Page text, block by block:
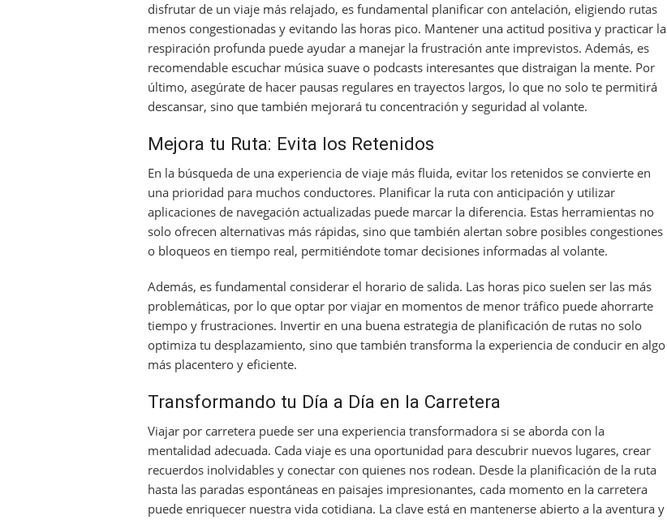
disfrutar de un viaje más relajado, es fundamental planificar con antelación, eligiendo rutas
menos congestionadas y evitando las horas pico. Mantener una actitud positiva y practicar la
respiración profunda puede ayudar a manejar la frustración ante imprevistos. Además, es
recomendable escuchar música suave o podcasts interesantes que distraigan la mente. Por
último, asegúrate de hacer pausas regulares en trayectos largos, lo que no solo te permitirá
descansar, sino que también mejorará tu concentración y seguridad al volante.
Mejora tu Ruta: Evita los Retenidos
En la búsqueda de una experiencia de viaje más fluida, evitar los retenidos se convierte en
una prioridad para muchos conductores. Planificar la ruta con anticipación y utilizar
aplicaciones de navegación actualizadas puede marcar la diferencia. Estas herramientas no
solo ofrecen alternativas más rápidas, sino que también alertan sobre posibles congestiones
o bloqueos en tiempo real, permitiéndote tomar decisiones informadas al volante.
Además, es fundamental considerar el horario de salida. Las horas pico suelen ser las más
problemáticas, por lo que optar por viajar en momentos de menor tráfico puede ahorrarte
tiempo y frustraciones. Invertir en una buena estrategia de planificación de rutas no solo
optimiza tu desplazamiento, sino que también transforma la experiencia de conducir en algo
más placentero y eficiente.
Transformando tu Día a Día en la Carretera
Viajar por carretera puede ser una experiencia transformadora si se aborda con la
mentalidad adecuada. Cada viaje es una oportunidad para descubrir nuevos lugares, crear
recuerdos inolvidables y conectar con quienes nos rodean. Desde la planificación de la ruta
hasta las paradas espontáneas en paisajes impresionantes, cada momento en la carretera
puede enriquecer nuestra vida cotidiana. La clave está en mantenerse abierto a la aventura y